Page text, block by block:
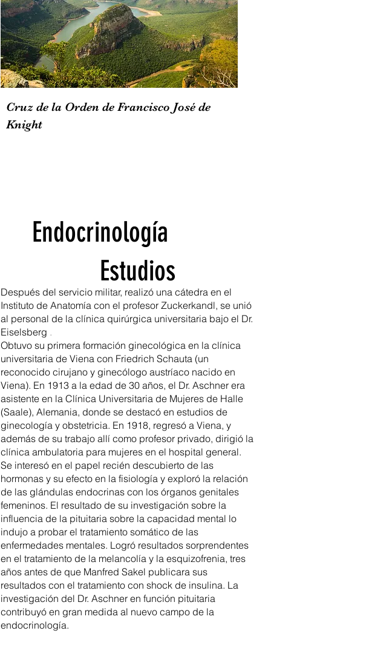
Cruz de la Orden de Francisco José de
Knight
Endocrinología
Estudios
Después del servicio militar, realizó una cátedra en el
Instituto de Anatomía con el profesor Zuckerkandl, se unió
al personal de la clínica quirúrgica universitaria bajo el Dr.
Eiselsberg .
Obtuvo su primera formación ginecológica en la clínica
universitaria de Viena con Friedrich Schauta (un
reconocido cirujano y ginecólogo austríaco nacido en
Viena). En 1913 a la edad de 30 años, el Dr. Aschner era
asistente en la Clínica Universitaria de Mujeres de Halle
(Saale), Alemania, donde se destacó en estudios de
ginecología y obstetricia. En 1918, regresó a Viena, y
además de su trabajo allí como profesor privado, dirigió la
clínica ambulatoria para mujeres en el hospital general.
Se interesó en el papel recién descubierto de las
hormonas y su efecto en la fisiología y exploró la relación
de las glándulas endocrinas con los órganos genitales
femeninos. El resultado de su investigación sobre la
influencia de la pituitaria sobre la capacidad mental lo
indujo a probar el tratamiento somático de las
enfermedades mentales. Logró resultados sorprendentes
en el tratamiento de la melancolía y la esquizofrenia, tres
años antes de que Manfred Sakel publicara sus
resultados con el tratamiento con shock de insulina. La
investigación del Dr. Aschner en función pituitaria
contribuyó en gran medida al nuevo campo de la
endocrinología.